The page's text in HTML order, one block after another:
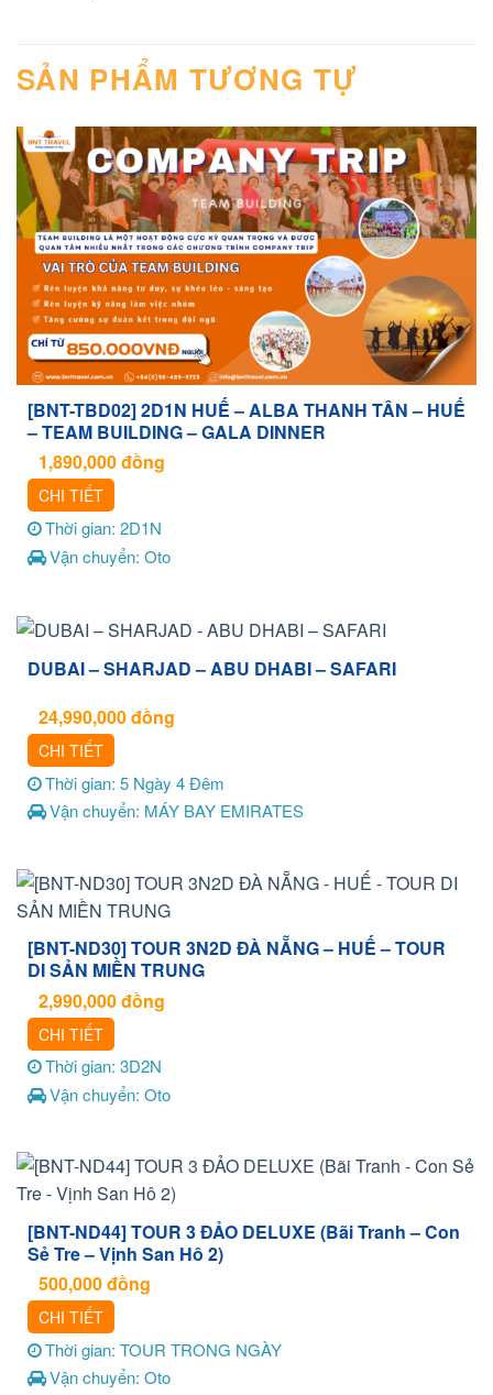
SẢN PHẨM TƯƠNG TỰ
[BNT-TBD02] 2D1N HUẾ – ALBA THANH TÂN – HUẾ
– TEAM BUILDING – GALA DINNER
1,890,000đồng
CHI TIẾT
Thời gian: 2D1N
Vận chuyển: Oto
DUBAI – SHARJAD – ABU DHABI – SAFARI
24,990,000đồng
CHI TIẾT
Thời gian: 5 Ngày 4 Đêm
Vận chuyển: MÁY BAY EMIRATES
[BNT-ND30] TOUR 3N2D ĐÀ NẴNG – HUẾ – TOUR
DI SẢN MIỀN TRUNG
2,990,000đồng
CHI TIẾT
Thời gian: 3D2N
Vận chuyển: Oto
[BNT-ND44] TOUR 3 ĐẢO DELUXE (Bãi Tranh – Con
Sẻ Tre – Vịnh San Hô 2)
500,000đồng
CHI TIẾT
Thời gian: TOUR TRONG NGÀY
Vận chuyển: Oto